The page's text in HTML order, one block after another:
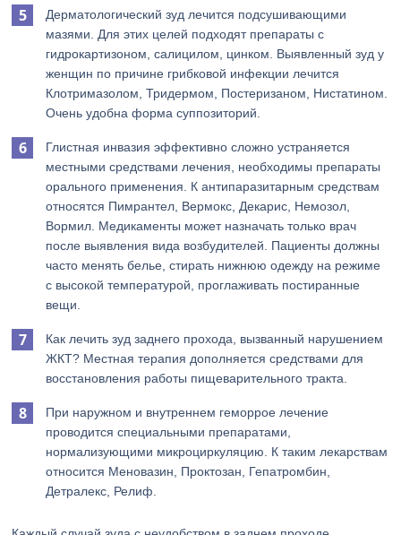
Дерматологический зуд лечится подсушивающими
мазями. Для этих целей подходят препараты с
гидрокартизоном, салицилом, цинком. Выявленный зуд у
женщин по причине грибковой инфекции лечится
Клотримазолом, Тридермом, Постеризаном, Нистатином.
Очень удобна форма суппозиторий.
Глистная инвазия эффективно сложно устраняется
местными средствами лечения, необходимы препараты
орального применения. К антипаразитарным средствам
относятся Пимрантел, Вермокс, Декарис, Немозол,
Вормил. Медикаменты может назначать только врач
после выявления вида возбудителей. Пациенты должны
часто менять белье, стирать нижнюю одежду на режиме
с высокой температурой, проглаживать постиранные
вещи.
Как лечить зуд заднего прохода, вызванный нарушением
ЖКТ? Местная терапия дополняется средствами для
восстановления работы пищеварительного тракта.
При наружном и внутреннем геморрое лечение
проводится специальными препаратами,
нормализующими микроциркуляцию. К таким лекарствам
относится Меновазин, Проктозан, Гепатромбин,
Детралекс, Релиф.